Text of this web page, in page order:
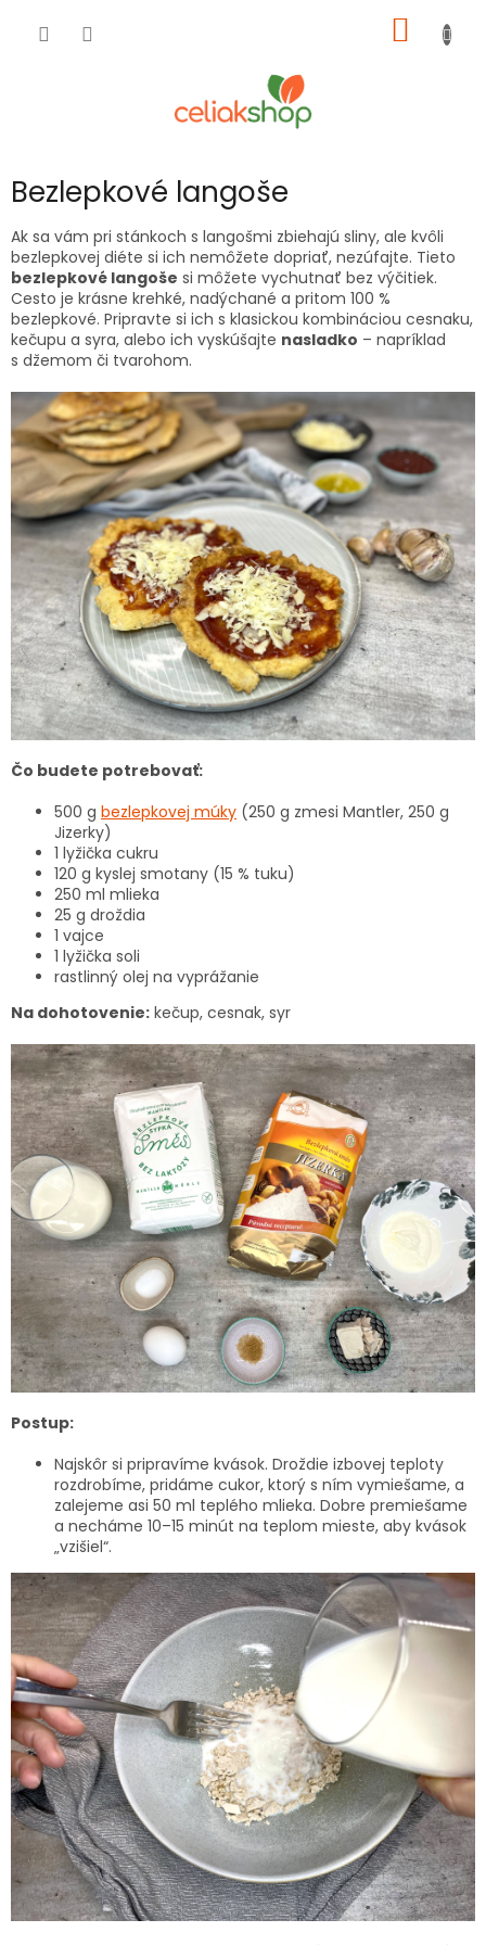
KOŠÍK
Bezlepkové langoše
Ak sa vám pri stánkoch s langošmi zbiehajú sliny, ale kvôli
bezlepkovej diéte si ich nemôžete dopriať, nezúfajte. Tieto
bezlepkové langoše si môžete vychutnať bez výčitiek.
Cesto je krásne krehké, nadýchané a pritom 100 %
bezlepkové. Pripravte si ich s klasickou kombináciou cesnaku,
kečupu a syra, alebo ich vyskúšajte nasladko – napríklad
s džemom či tvarohom.
Čo budete potrebovať:
500 g bezlepkovej múky (250 g zmesi Mantler, 250 g
Jizerky)
1 lyžička cukru
120 g kyslej smotany (15 % tuku)
250 ml mlieka
25 g droždia
1 vajce
1 lyžička soli
rastlinný olej na vyprážanie
Na dohotovenie: kečup, cesnak, syr
Postup:
Najskôr si pripravíme kvások. Droždie izbovej teploty
rozdrobíme, pridáme cukor, ktorý s ním vymiešame, a
zalejeme asi 50 ml teplého mlieka. Dobre premiešame
a necháme 10–15 minút na teplom mieste, aby kvások
„vzišiel“.